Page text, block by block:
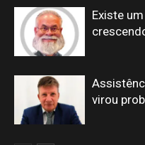
Existe
virou